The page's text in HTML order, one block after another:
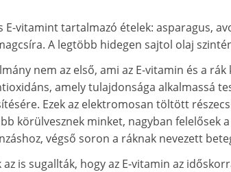
E-vitamint tartalmazó ételek: asparagus,
A legtöbb hidegen sajtol olaj
nem az első, ami az E-vitamin és a
amely tulajdonsága alkalmassá
Ezek az elektromosan töltött
körülvesznek minket, nagyban felelősek
végső soron a ráknak nevezett
is sugallták, hogy az E-vitamin az